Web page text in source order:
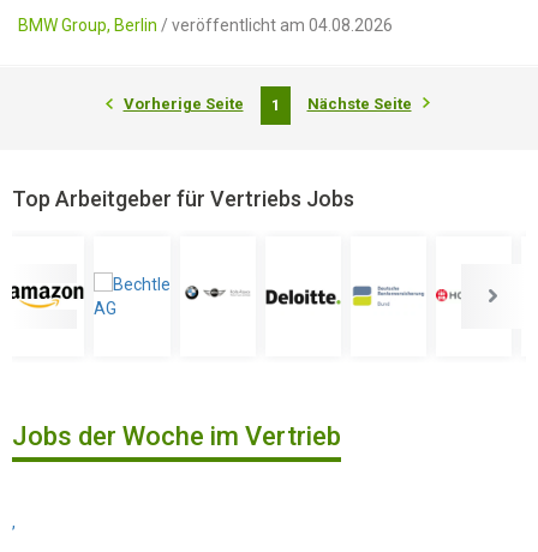
BMW Group, Berlin / veröffentlicht am 04.08.2026
Vorherige Seite 1 Nächste Seite
Top Arbeitgeber für Vertriebs Jobs
Jobs der Woche im Vertrieb
,